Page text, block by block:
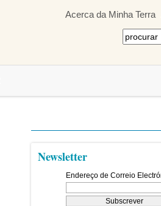
Acerca da Minha Terra
Newsletter